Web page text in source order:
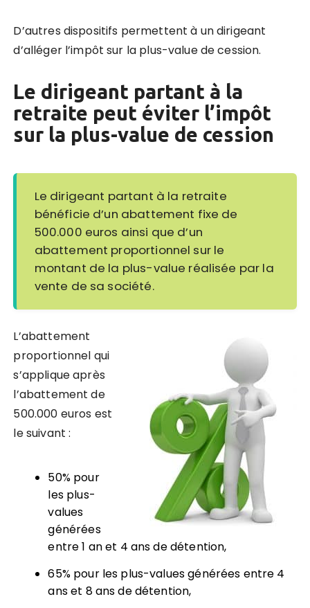
D’autres dispositifs permettent à un dirigeant
d’alléger l’impôt sur la plus-value de cession.
Le dirigeant partant à la
retraite peut éviter l’impôt
sur la plus-value de cession
Le dirigeant partant à la retraite
bénéficie d’un abattement fixe de
500.000 euros ainsi que d’un
abattement proportionnel sur le
montant de la plus-value réalisée par la
vente de sa société.
L’abattement
proportionnel qui
s’applique après
l’abattement de
500.000 euros est
le suivant :
50% pour
les plus-
values
générées
entre 1 an et 4 ans de détention,
65% pour les plus-values générées entre 4
ans et 8 ans de détention,